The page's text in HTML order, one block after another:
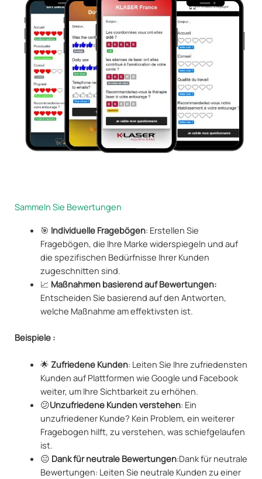
Sammeln Sie Bewertungen
🎯 Individuelle Fragebögen: Erstellen Sie
Fragebögen, die Ihre Marke widerspiegeln und auf
die spezifischen Bedürfnisse Ihrer Kunden
zugeschnitten sind.
📈 Maßnahmen basierend auf Bewertungen:
Entscheiden Sie basierend auf den Antworten,
welche Maßnahme am effektivsten ist.
Beispiele :
🌟 Zufriedene Kunden: Leiten Sie Ihre zufriedensten
Kunden auf Plattformen wie Google und Facebook
weiter, um Ihre Sichtbarkeit zu erhöhen.
😕Unzufriedene Kunden verstehen: Ein
unzufriedener Kunde? Kein Problem, ein weiterer
Fragebogen hilft, zu verstehen, was schiefgelaufen
ist.
😐 Dank für neutrale Bewertungen:Dank für neutrale
Bewertungen: Leiten Sie neutrale Kunden zu einer